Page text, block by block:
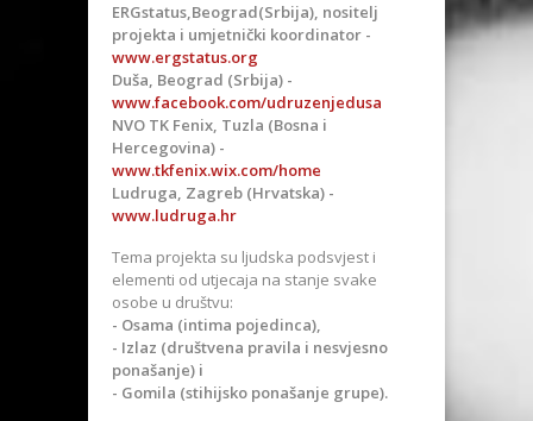
ERGstatus,Beograd(Srbija), nositelj
projekta i umjetnički koordinator -
www.ergstatus.org
Duša, Beograd (Srbija) -
www.facebook.com/udruzenjedusa
NVO TK Fenix, Tuzla (Bosna i
Hercegovina) -
www.tkfenix.wix.com/home
Ludruga, Zagreb (Hrvatska) -
www.ludruga.hr
Tema projekta su ljudska podsvjest i
elementi od utjecaja na stanje svake
osobe u društvu:
- Osama (intima pojedinca),
- Izlaz (društvena pravila i nesvjesno
ponašanje) i
- Gomila (stihijsko ponašanje grupe).